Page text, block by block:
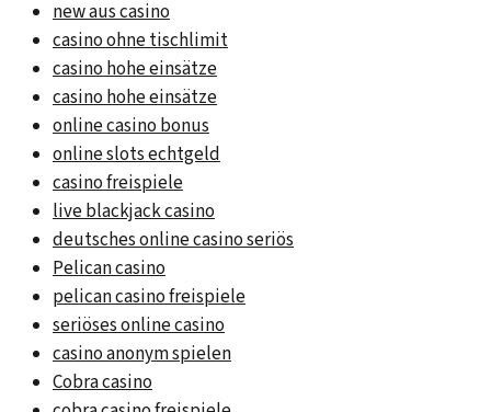
new aus casino
casino ohne tischlimit
casino hohe einsätze
casino hohe einsätze
online casino bonus
online slots echtgeld
casino freispiele
live blackjack casino
deutsches online casino seriös
Pelican casino
pelican casino freispiele
seriöses online casino
casino anonym spielen
Cobra casino